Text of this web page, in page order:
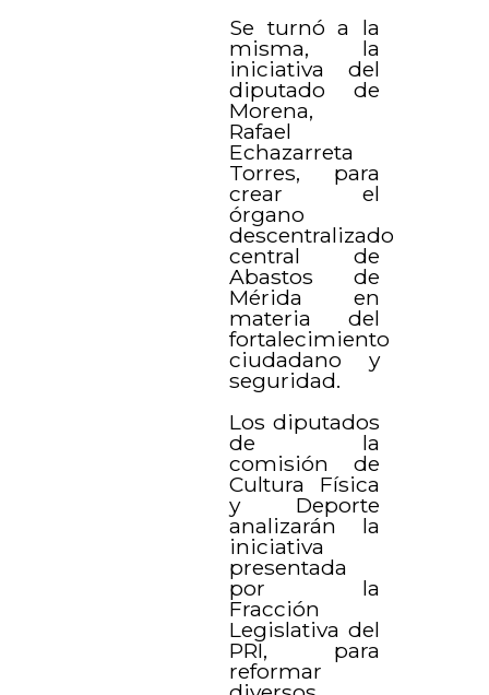
Se turnó a la
misma, la
iniciativa del
diputado de
Morena,
Rafael
Echazarreta
Torres, para
crear el
órgano
descentralizado
central de
Abastos de
Mérida en
materia del
fortalecimiento
ciudadano y
seguridad.
Los diputados
de la
comisión de
Cultura Física
y Deporte
analizarán la
iniciativa
presentada
por la
Fracción
Legislativa del
PRI, para
reformar